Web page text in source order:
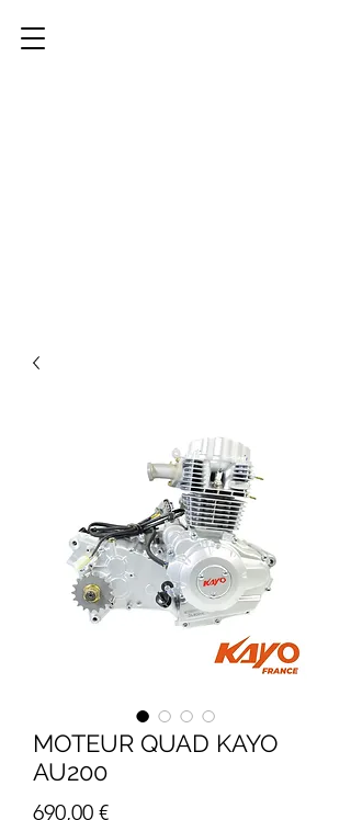
MOTEUR QUAD KAYO
AU200
690,00 €Prix